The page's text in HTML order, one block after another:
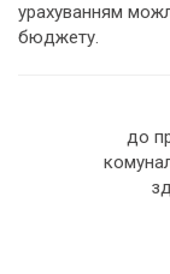
урахуванням
бюджету.
до